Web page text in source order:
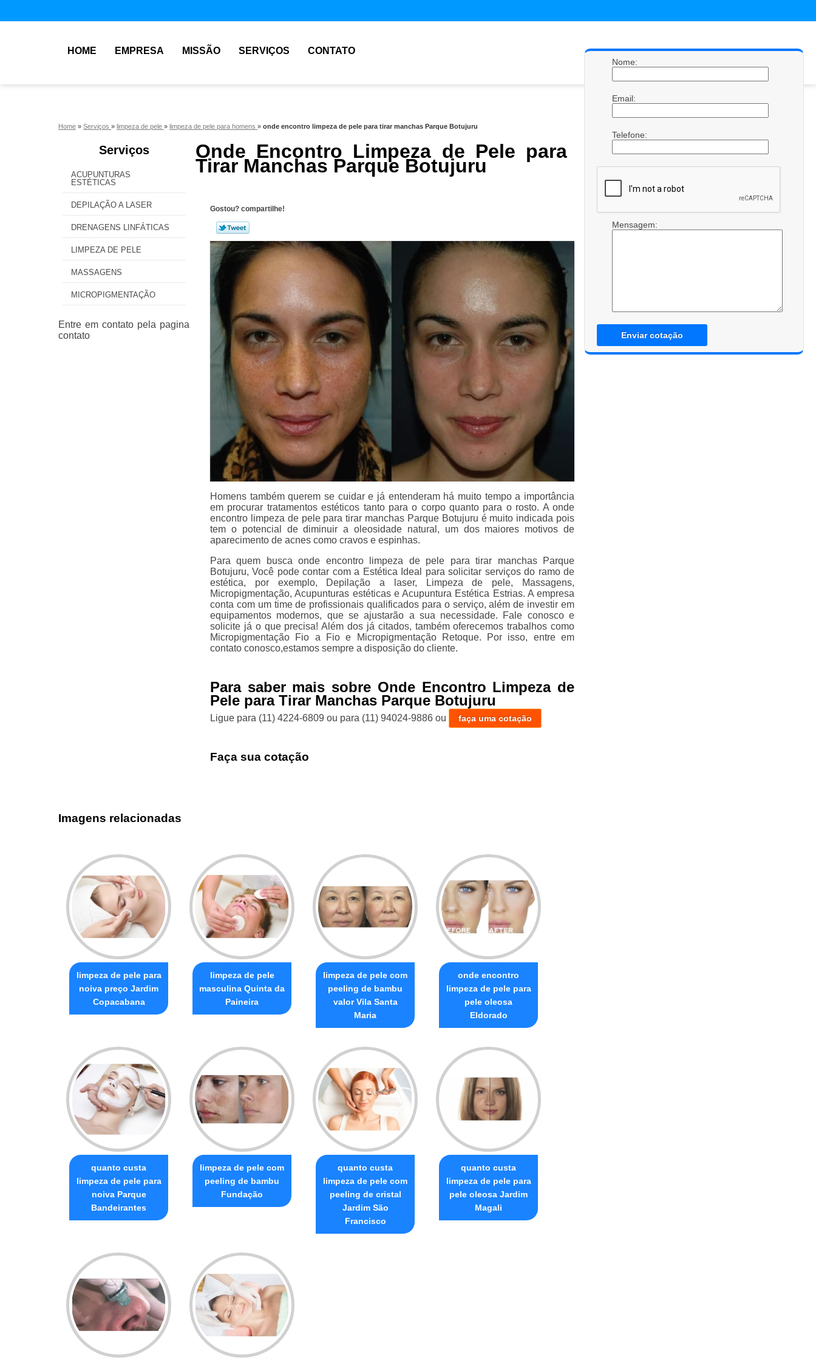
HOME EMPRESA MISSÃO SERVIÇOS CONTATO
Home » Serviços » limpeza de pele » limpeza de pele para homens » onde encontro limpeza de pele para tirar manchas Parque Botujuru
Serviços
ACUPUNTURAS
ESTÉTICAS
DEPILAÇÃO A LASER
DRENAGENS LINFÁTICAS
LIMPEZA DE PELE
MASSAGENS
MICROPIGMENTAÇÃO
Onde Encontro Limpeza de Pele para
Tirar Manchas Parque Botujuru
Gostou? compartilhe!
Homens também querem se cuidar e já entenderam há muito tempo a importância
em procurar tratamentos estéticos tanto para o corpo quanto para o rosto. A onde
encontro limpeza de pele para tirar manchas Parque Botujuru é muito indicada pois
tem o potencial de diminuir a oleosidade natural, um dos maiores motivos de
aparecimento de acnes como cravos e espinhas.
Para quem busca onde encontro limpeza de pele para tirar manchas Parque
Botujuru, Você pode contar com a Estética Ideal para solicitar serviços do ramo de
estética, por exemplo, Depilação a laser, Limpeza de pele, Massagens,
Micropigmentação, Acupunturas estéticas e Acupuntura Estética Estrias. A empresa
conta com um time de profissionais qualificados para o serviço, além de investir em
equipamentos modernos, que se ajustarão a sua necessidade. Fale conosco e
solicite já o que precisa! Além dos já citados, também oferecemos trabalhos como
Micropigmentação Fio a Fio e Micropigmentação Retoque. Por isso, entre em
contato conosco,estamos sempre a disposição do cliente.
Para saber mais sobre Onde Encontro Limpeza de
Pele para Tirar Manchas Parque Botujuru
Ligue para (11) 4224-6809 ou para (11) 94024-9886 ou faça uma cotação
Faça sua cotação
Nome:
Email:
Telefone:
Mensagem:
Enviar cotação
Imagens relacionadas
limpeza de pele para
noiva preço Jardim
Copacabana
limpeza de pele
masculina Quinta da
Paineira
limpeza de pele com
peeling de bambu
valor Vila Santa
Maria
onde encontro
limpeza de pele para
pele oleosa
Eldorado
quanto custa
limpeza de pele para
noiva Parque
Bandeirantes
limpeza de pele com
peeling de bambu
Fundação
quanto custa
limpeza de pele com
peeling de cristal
Jardim São
Francisco
quanto custa
limpeza de pele para
pele oleosa Jardim
Magali